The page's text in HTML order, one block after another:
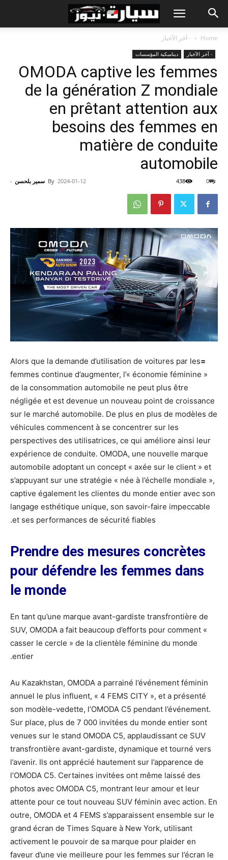
Home - آخر الأخبار
- آخر الأخبار ديناميكية المؤسسات
OMODA captive les femmes
de la génération Z mondiale
en prêtant attention aux
besoins des femmes en
matière de conduite
automobile
By سمير بلحسن - 2024-01-12 0
438
=
Alors que la demande d’utilisation de voitures par les
femmes continue d’augmenter, l’« économie féminine »
de la consommation automobile ne peut plus être
négligée et est devenue un nouveau point de croissance
sur le marché automobile. De plus en plus de modèles de
véhicules commencent à se concentrer sur les
perspectives des utilisatrices, ce qui améliore ainsi leur
expérience de conduite. OMODA, une nouvelle marque
automobile adoptant un concept « axée sur le client » et
s’appuyant sur une stratégie « née à l’échelle mondiale »,
captive également les clientes du monde entier avec son
langage esthétique unique, son savoir-faire impeccable
et ses performances de sécurité fiables.
Prendre des mesures concrètes
pour défendre les femmes dans
le monde
En tant qu’une marque avant-gardiste transfrontière de
SUV, OMODA a fait beaucoup d’efforts pour comment «
casser le cercle » de la clientèle féminine du monde
entier.
Au Kazakhstan, OMODA a parrainé l’événement féminin
annuel le plus influent, « 4 FEMS CITY », et a présenté
son modèle-vedette, l’OMODA C5 pendant l’événement.
Sur place, plus de 7 000 invitées du monde entier sont
venues sur le stand OMODA C5, applaudissant ce SUV
transfrontière avant-gardiste, dynamique et tourné vers
l’avenir. Ils ont apprécié hautement sur l’apparence de
l’OMODA C5. Certaines invitées ont même laissé des
photos avec OMODA C5, montrant leur amour et leur
attente pour ce tout nouveau SUV féminin avec action. En
outre, OMODA et 4 FEMS s’apparaissent ensemble sur le
grand écran de Times Square à New York, utilisant
activement le pouvoir de sa marque pour plaider en
faveur d’une vie meilleure pour les femmes sur l’écran le